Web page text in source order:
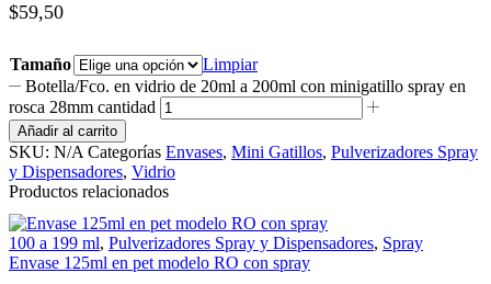
$59,50
Tamaño
Limpiar
Botella/Fco. en vidrio de 20ml a 200ml con minigatillo spray en
rosca 28mm cantidad
Añadir al carrito
SKU: N/A Categorías Envases, Mini Gatillos, Pulverizadores Spray
y Dispensadores, Vidrio
Productos relacionados
100 a 199 ml, Pulverizadores Spray y Dispensadores, Spray
Envase 125ml en pet modelo RO con spray